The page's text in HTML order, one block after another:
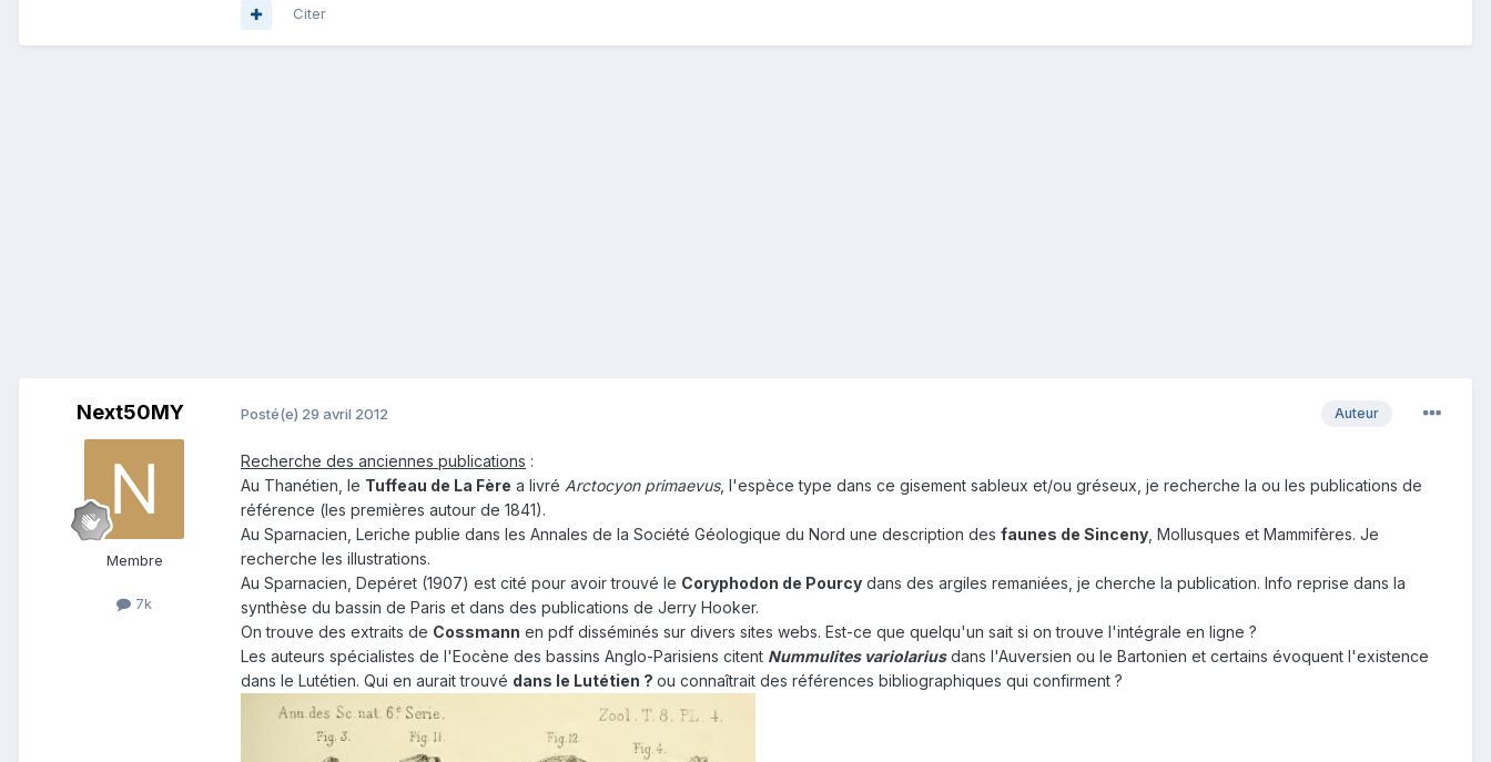
Citer
Next50MY
Membre
7k
Auteur
Posté(e) 29 avril 2012
Recherche des anciennes publications :
Au Thanétien, le Tuffeau de La Fère a livré Arctocyon primaevus, l'espèce type dans ce gisement sableux et/ou gréseux, je recherche la ou les publications de
référence (les premières autour de 1841).
Au Sparnacien, Leriche publie dans les Annales de la Société Géologique du Nord une description des faunes de Sinceny , Mollusques et Mammifères. Je
recherche les illustrations.
Au Sparnacien, Depéret (1907) est cité pour avoir trouvé le Coryphodon de Pourcy dans des argiles remaniées, je cherche la publication. Info reprise dans la
synthèse du bassin de Paris et dans des publications de Jerry Hooker.
On trouve des extraits de Cossmann en pdf disséminés sur divers sites webs. Est-ce que quelqu'un sait si on trouve l'intégrale en ligne ?
Les auteurs spécialistes de l'Eocène des bassins Anglo-Parisiens citent Nummulites variolariusdans l'Auversien ou le Bartonien et certains évoquent l'existence
dans le Lutétien. Qui en aurait trouvé dans le Lutétien ? ou connaîtrait des références bibliographiques qui confirment ?